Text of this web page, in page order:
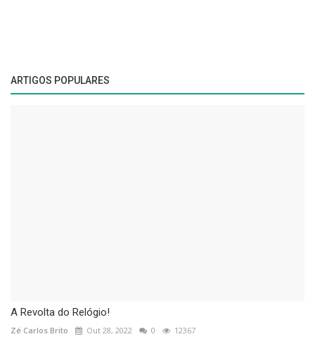
ARTIGOS POPULARES
A Revolta do Relógio!
Zé Carlos Brito Out 28, 2022 0 12367